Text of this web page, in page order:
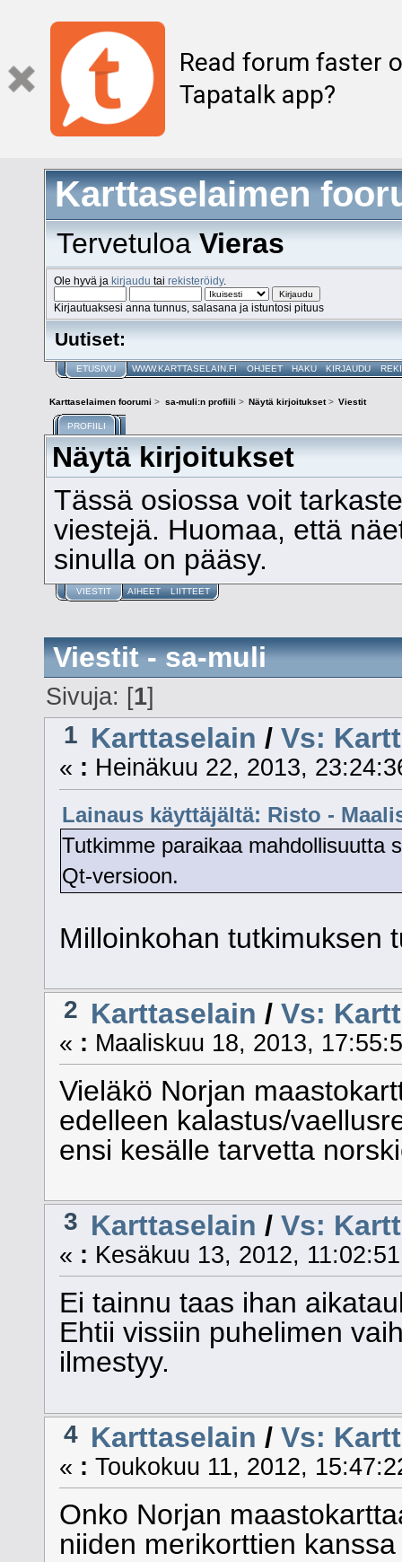
Read forum faster
Tapatalk app?
Karttaselaimen
TervetuloaVieras
Ole hyvä jakirjaudu tairekisteröidy.
Kirjautuaksesi anna tunnus, salasana ja istuntosi pituus
Uutiset:
ETUSIVU WWW.KARTTASELAIN.FI OHJEET HAKU KIRJAUDU
Karttaselaimen foorumi > sa-muli:n profiili > Näytä kirjoitukset> Viestit
PROFIILI
Näytä kirjoitukset
Tässä osiossa voit
viestejä. Huomaa, että
sinulla on pääsy.
VIESTIT AIHEET LIITTEET
Viestit - sa-muli
Sivuja: [1]
1 Karttaselain /Vs:
« : Heinäkuu 22, 2013,
Lainaus käyttäjältä: Risto -
Tutkimme paraikaa mahdollisuutta
Qt-versioon.
Milloinkohan tutkimuksen
2 Karttaselain /Vs:
« : Maaliskuu 18, 2013,
Vieläkö Norjan
edelleen kalastus/
ensi kesälle tarvetta
3 Karttaselain /Vs:
« : Kesäkuu 13, 2012,
Ei tainnu taas ihan
Ehtii vissiin puhelimen
ilmestyy.
4 Karttaselain /Vs:
« : Toukokuu 11, 2012,
Onko Norjan
niiden merikorttien